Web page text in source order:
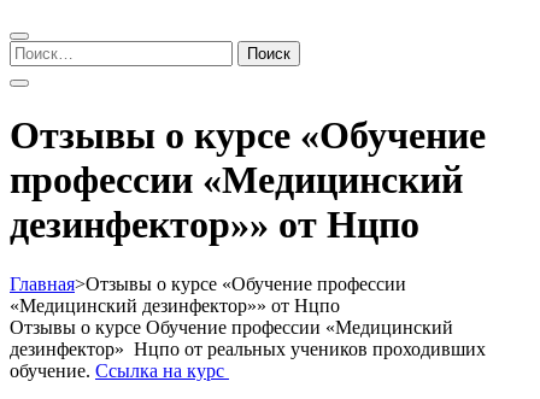
Найти:
Отзывы о курсе «Обучение
профессии «Медицинский
дезинфектор»» от Нцпо
Главная>Отзывы о курсе «Обучение профессии
«Медицинский дезинфектор»» от Нцпо
Отзывы о курсе Обучение профессии «Медицинский
дезинфектор» Нцпо от реальных учеников проходивших
обучение. Ссылка на курс